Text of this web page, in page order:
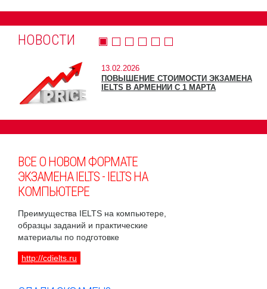
НОВОСТИ
13.02.2026
ПОВЫШЕНИЕ СТОИМОСТИ ЭКЗАМЕНА
IELTS В АРМЕНИИ С 1 МАРТА
ВСЕ О НОВОМ ФОРМАТЕ
ЭКЗАМЕНА IELTS - IELTS НА
КОМПЬЮТЕРЕ
Преимущества IELTS на компьютере,
образцы заданий и практические
материалы по подготовке
http://cdielts.ru